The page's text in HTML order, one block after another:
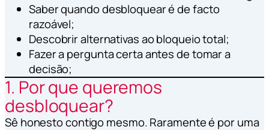
Saber quando desbloquear é de facto
razoável;
Descobrir alternativas ao bloqueio total;
Fazer a pergunta certa antes de tomar a
decisão;
1. Por que queremos
desbloquear?
Sê honesto contigo mesmo. Raramente é por uma